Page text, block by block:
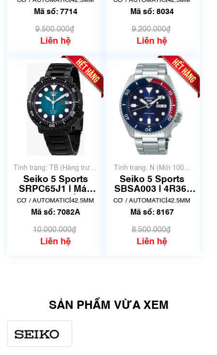
| Mã số 7714
Mã số: 7714
9.500.000₫
Liên hệ
07G0 | Mã số 8034
Mã số: 8034
9.200.000₫
Liên hệ
Tình trạng: TB (Hàng trưng
bày, thanh lý)
Seiko 5 Sports
SRPC65J1 | Máy
4R36A | Mã số 7817
CƠ / AUTOMATIC 42.5MM
Mã số: 7082A
10.000.000₫
Liên hệ
Tình trạng: N (Mới 100%
chưa qua sử dụng)
Seiko 5 Sports
SBSA003 | 4R36-
07G0 | Size 42.5mm
| Mã số 8167
CƠ / AUTOMATIC 42.5MM
Mã số: 8167
8.500.000₫
Liên hệ
SẢN PHẨM VỪA XEM